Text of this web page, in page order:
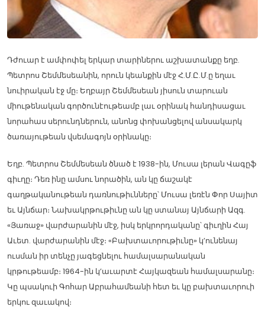
Դժուար է ամփոփել երկար տարիներու աշխատանքը եղբ.
Պետրոս Շեմմեսեանին, որուն կեանքին մէջ Հ.Մ.Ը.Մ.ը եղաւ
նուիրական էջ մը։ Եղբայր Շեմմեսեան յիսուն տարուան
միութենական գործունէութեամբ լաւ օրինակ հանդիսացաւ
նորահաս սերունդներուն, անոնց փոխանցելով անսակարկ
ծառայութեան վսեմագոյն օրինակը։
Եղբ. Պետրոս Շեմմեսեան ծնած է 1938-ին, Մուսա լերան Վագըֆ
գիւղը։ Դեռ ինը ամսու նորածին, ան կը ճաշակէ
գաղթականութեան դառնութիւնները՝ Մուսա լեռէն Փոր Սայիտ
եւ Այնճար։ Նախակրթութիւնը ան կը ստանայ Այնճարի Ազգ.
«Յառաջ» վարժարանին մէջ, իսկ երկրորդականը՝ գիւղին Հայ
Աւետ. վարժարանին մէջ։ «Բախտաւորութիւնը» կ’ունենայ
ուսման իր տենչը յագեցնելու համալսարանական
կրթութեամբ։ 1964-ին կ’աւարտէ Հայկազեան համալսարանը։
Կը պսակուի Գոհար Աբրահամեանի հետ եւ կը բախտաւորուի
երկու զաւակով։